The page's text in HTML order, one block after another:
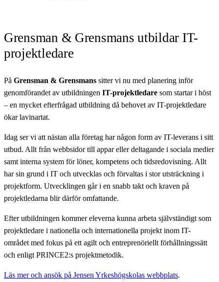
Grensman & Grensmans utbildar IT-
projektledare
På Grensman & Grensmans sitter vi nu med planering inför
genomförandet av utbildningen IT-projektledare som startar i höst
– en mycket efterfrågad utbildning då behovet av IT-projektledare
ökar lavinartat.
Idag ser vi att nästan alla företag har någon form av IT-leverans i sitt
utbud. Allt från webbsidor till appar eller deltagande i sociala medier
samt interna system för löner, kompetens och tidsredovisning. Allt
har sin grund i IT och utvecklas och förvaltas i stor utsträckning i
projektform. Utvecklingen går i en snabb takt och kraven på
projektledarna blir därför omfattande.
Efter utbildningen kommer eleverna kunna arbeta självständigt som
projektledare i nationella och internationella projekt inom IT-
området med fokus på ett agilt och entreprenöriellt förhållningssätt
och enligt PRINCE2:s projektmetodik.
Läs mer och ansök på Jensen Yrkeshögskolas webbplats.